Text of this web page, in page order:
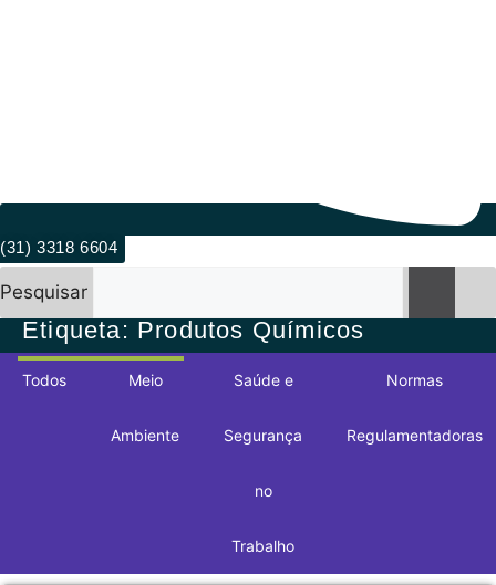
(31) 3318 6604
Pesquisar
Etiqueta: Produtos Químicos
Todos Meio
Ambiente
Saúde e
Segurança
no
Trabalho
Normas
Regulamentadoras